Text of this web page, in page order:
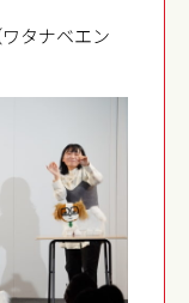
タナベエン